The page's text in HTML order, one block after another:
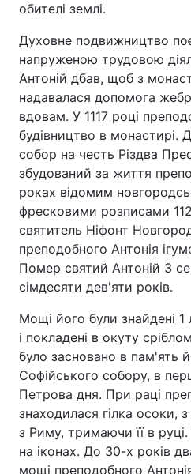
обителі землі.
Духовне подвижництво
напруженою трудовою
Антоній дбав, щоб з
надавалася допомога
вдовам. У 1117 році
будівництво в монастирі.
собор на честь Різдва
збудований за життя
роках відомим
фресковими розписами
святитель Hіфонт
преподобного Антонія
Помер святий Антоній 3
сімдесяти дев'яти років.
Мощі його були знайдені 1
і покладені в окуту
було засновано в пам'ять
Софійського собору, в
Петрова дня. При раці
знаходилася гілка осоки,
з Риму, тримаючи її в
на іконах. До 30-х років
мощі преподобного